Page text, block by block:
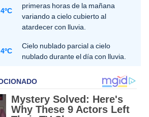
4ºC
primeras horas de la mañana
variando a cielo cubierto al
atardecer con lluvia.
4ºC
Cielo nublado parcial a cielo
nublado durante el día con lluvia.